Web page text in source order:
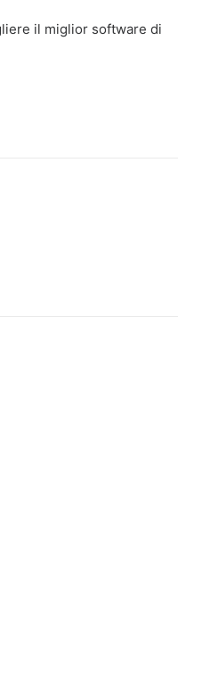
il miglior software di